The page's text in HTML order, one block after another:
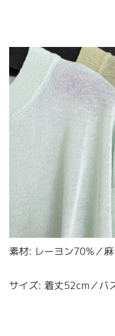
素材: レーヨン70%／
サイズ: 着丈52cm／バ